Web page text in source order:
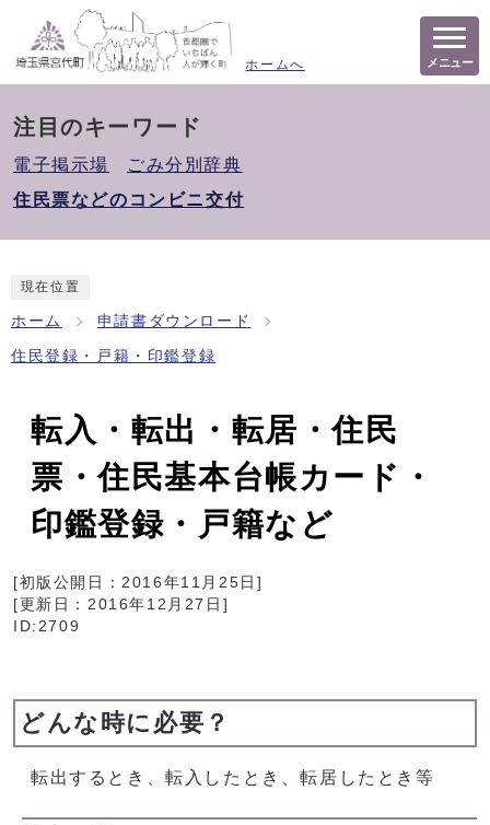
ホームへ メニュー
注目のキーワード
電子掲示場
ごみ分別辞典
住民票などのコンビニ交付
現在位置
ホーム 申請書ダウンロード
住民登録・戸籍・印鑑登録
転入・転出・転居・住民
票・住民基本台帳カード・
印鑑登録・戸籍など
[初版公開日：2016年11月25日 ]
[更新日： 2016年12月27日 ]
ID:2709
どんな時に必要？
転出するとき、転入したとき、転居したとき等